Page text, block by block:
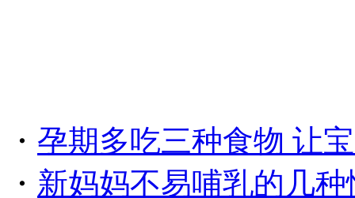
・ 孕期多吃三种食物 让
・ 新妈妈不易哺乳的几种